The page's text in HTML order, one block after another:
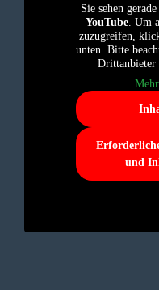
Sie sehen
YouTube. Um
zuzugreifen,
unten. Bitte
Drittanbieter
und